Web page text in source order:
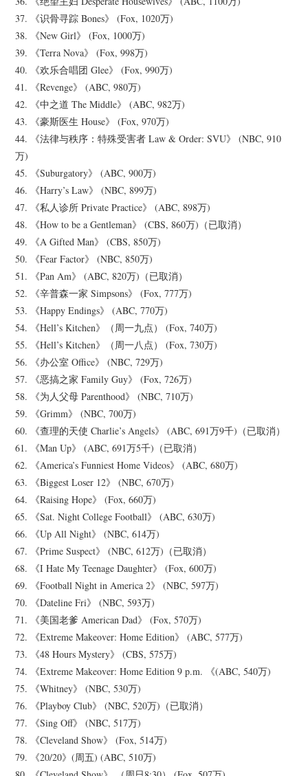
37. 《识骨寻踪 Bones》 (Fox, 1020万)
38. 《New Girl》 (Fox, 1000万)
39. 《Terra Nova》 (Fox, 998万)
40. 《欢乐合唱团 Glee》 (Fox, 990万)
41. 《Revenge》 (ABC, 980万)
42. 《中之道 The Middle》 (ABC, 982万)
43. 《豪斯医生 House》 (Fox, 970万)
44. 《法律与秩序：特殊受害者 Law & Order: SVU》 (NBC, 910
万)
45. 《Suburgatory》 (ABC, 900万)
46. 《Harry’s Law》 (NBC, 899万)
47. 《私人诊所 Private Practice》 (ABC, 898万)
48. 《How to be a Gentleman》 (CBS, 860万)（已取消）
49. 《A Gifted Man》 (CBS, 850万)
50. 《Fear Factor》 (NBC, 850万)
51. 《Pan Am》 (ABC, 820万)（已取消）
52. 《辛普森一家 Simpsons》 (Fox, 777万)
53. 《Happy Endings》 (ABC, 770万)
54. 《Hell’s Kitchen》（周一九点） (Fox, 740万)
55. 《Hell’s Kitchen》（周一八点） (Fox, 730万)
56. 《办公室 Office》 (NBC, 729万)
57. 《恶搞之家 Family Guy》 (Fox, 726万)
58. 《为人父母 Parenthood》 (NBC, 710万)
59. 《Grimm》 (NBC, 700万)
60. 《查理的天使 Charlie’s Angels》 (ABC, 691万9千)（已取消）
61. 《Man Up》 (ABC, 691万5千)（已取消）
62. 《America’s Funniest Home Videos》 (ABC, 680万)
63. 《Biggest Loser 12》 (NBC, 670万)
64. 《Raising Hope》 (Fox, 660万)
65. 《Sat. Night College Football》 (ABC, 630万)
66. 《Up All Night》 (NBC, 614万)
67. 《Prime Suspect》 (NBC, 612万)（已取消）
68. 《I Hate My Teenage Daughter》 (Fox, 600万)
69. 《Football Night in America 2》 (NBC, 597万)
70. 《Dateline Fri》 (NBC, 593万)
71. 《美国老爹 American Dad》 (Fox, 570万)
72. 《Extreme Makeover: Home Edition》 (ABC, 577万)
73. 《48 Hours Mystery》 (CBS, 575万)
74. 《Extreme Makeover: Home Edition 9 p.m. 《(ABC, 540万)
75. 《Whitney》 (NBC, 530万)
76. 《Playboy Club》 (NBC, 520万)（已取消）
77. 《Sing Off》 (NBC, 517万)
78. 《Cleveland Show》 (Fox, 514万)
79. 《20/20》(周五) (ABC, 510万)